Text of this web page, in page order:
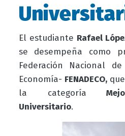
El estudiante Rafael
se desempeña como
Federación Nacional
Economía- FENADECO,
la categoría
Universitario.